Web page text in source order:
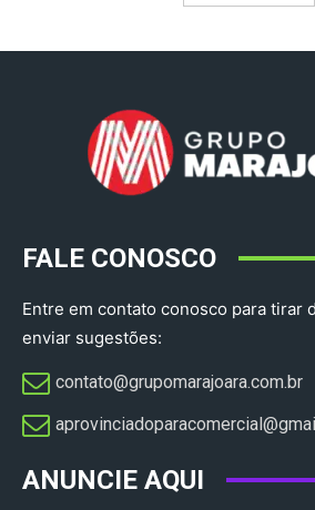
FALE CONOSCO
Entre em contato conosco para tirar
enviar sugestões:
contato@grupomarajoara.com.br
ANUNCIE AQUI